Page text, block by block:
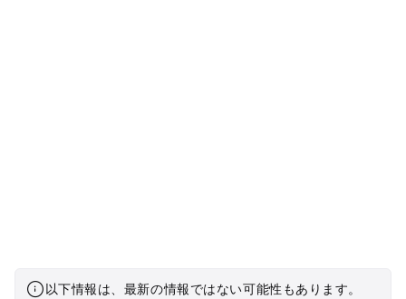
以下情報は、最新の情報ではない可能性もあります。